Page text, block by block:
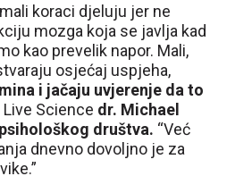
koraci djeluju jer ne
mozga koja se javlja kad
kao prevelik napor. Mali,
osjećaj uspjeha,
i jačaju uvjerenje da to
Live Science dr. Michael
društva. “Već
dnevno dovoljno je za